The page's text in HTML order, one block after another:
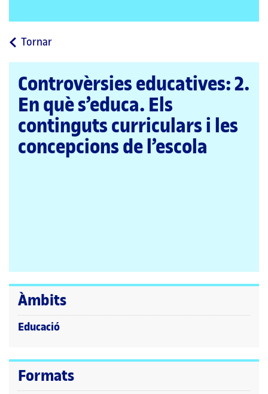
Tornara
pàgina
principal
Controvèrsies educatives: 2.
En què s’educa. Els
continguts curriculars i les
concepcions de l’escola
Àmbits
Educació
Formats